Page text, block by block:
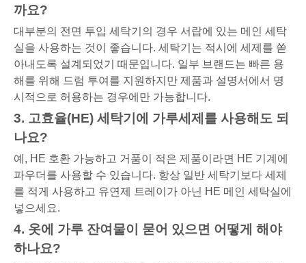
까요?
대부분의 전면 투입 세탁기의 경우 서랍에 있는 메인 세탁
실을 사용하는 것이 좋습니다. 세탁기는 적시에 세제를 쏟
아내도록 설계되었기 때문입니다. 일부 브랜드는 빠른 용
해를 위해 드럼 투여를 지원하지만 제품과 설명서에서 명
시적으로 허용하는 경우에만 가능합니다.
3. 고효율(HE) 세탁기에 가루세제를 사용해도 되
나요?
예, HE 호환 가능하고 거품이 적은 제품이라면 HE 기계에
파우더를 사용할 수 있습니다. 항상 일반 세탁기보다 세제
를 적게 사용하고 유연제 트레이가 아닌 HE 메인 세탁실에
넣으세요.
4. 옷에 가루 잔여물이 묻어 있으면 어떻게 해야
하나요?